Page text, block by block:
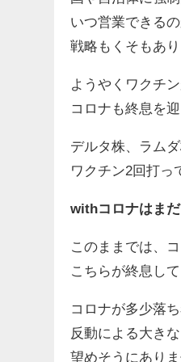
いつ営業できる
戦略もくそもあり
ようやくワクチン
コロナも終息を
デルタ株、ラム
ワクチン2回打っ
withコロナはまだ
このままでは、
こちらが終息し
コロナが多少落ち
反動による大き
望めそうにありま